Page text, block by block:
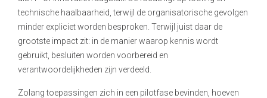
technische haalbaarheid, terwijl de organisatorische gevolgen
minder expliciet worden besproken. Terwijl juist daar de
grootste impact zit: in de manier waarop kennis wordt
gebruikt, besluiten worden voorbereid en
verantwoordelijkheden zijn verdeeld.
Zolang toepassingen zich in een pilotfase bevinden, hoeven